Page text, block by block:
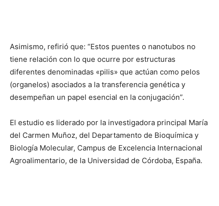
Asimismo, refirió que: “Estos puentes o nanotubos no
tiene relación con lo que ocurre por estructuras
diferentes denominadas «pilis» que actúan como pelos
(organelos) asociados a la transferencia genética y
desempeñan un papel esencial en la conjugación”.
El estudio es liderado por la investigadora principal María
del Carmen Muñoz, del Departamento de Bioquímica y
Biología Molecular, Campus de Excelencia Internacional
Agroalimentario, de la Universidad de Córdoba, España.